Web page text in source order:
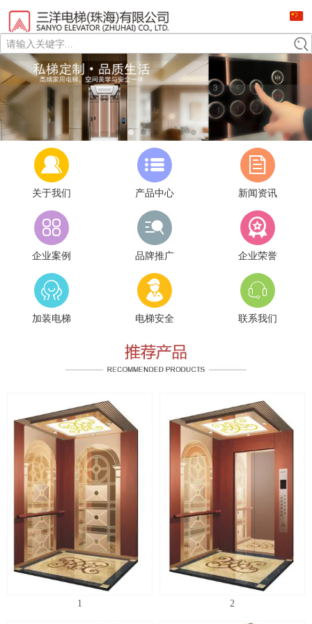
请输入关键字...
关于我们 产品中心 新闻资讯
企业案例 品牌推广 企业荣誉
加装电梯 电梯安全 联系我们
1 2